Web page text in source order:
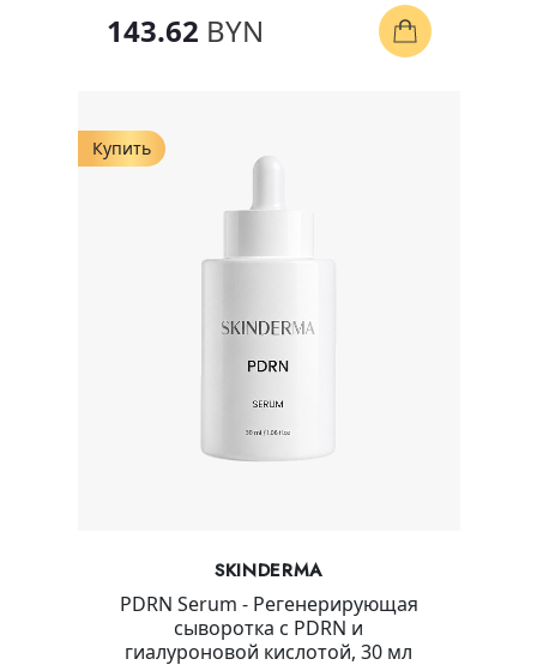
143.62 BYN
Купить
SKINDERMA
PDRN Serum - Регенерирующая
сыворотка с PDRN и
гиалуроновой кислотой, 30 мл